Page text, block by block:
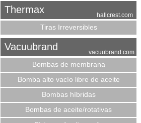
Thermax hallcrest.com
Tiras Irreversibles
Vacuubrand vacuubrand.com
Bombas de membrana
Bomba alto vacío libre de aceite
Bombas híbridas
Bombas de aceite/rotativas